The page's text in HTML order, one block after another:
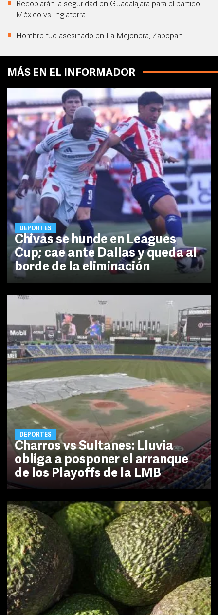
Redoblarán la seguridad en Guadalajara para el partido
México vs Inglaterra
Hombre fue asesinado en La Mojonera, Zapopan
MÁS EN EL INFORMADOR
DEPORTES
Chivas se hunde en Leagues
Cup; cae ante Dallas y queda al
borde de la eliminación
DEPORTES
Charros vs Sultanes: Lluvia
obliga a posponer el arranque
de los Playoffs de la LMB